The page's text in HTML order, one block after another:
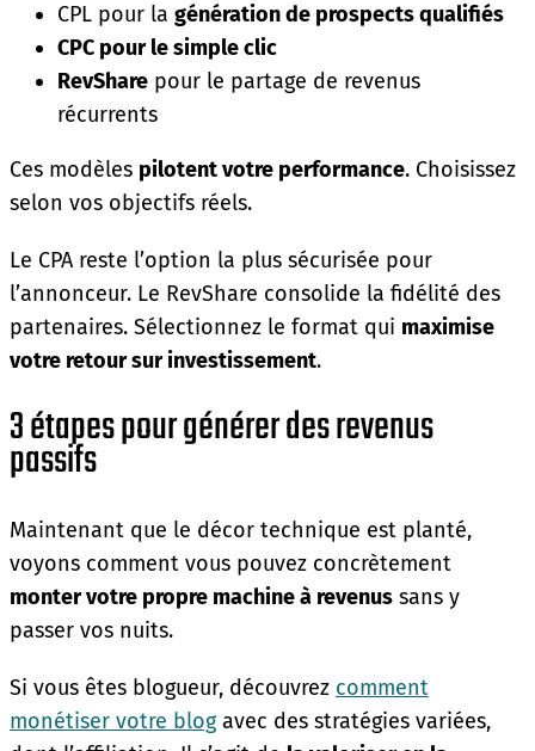
CPL pour la génération de prospects qualifiés
CPC pour le simple clic
RevShare pour le partage de revenus
récurrents
Ces modèles pilotent votre performance. Choisissez
selon vos objectifs réels.
Le CPA reste l’option la plus sécurisée pour
l’annonceur. Le RevShare consolide la fidélité des
partenaires. Sélectionnez le format qui maximise
votre retour sur investissement.
3 étapes pour générer des revenus
passifs
Maintenant que le décor technique est planté,
voyons comment vous pouvez concrètement
monter votre propre machine à revenus sans y
passer vos nuits.
Si vous êtes blogueur, découvrez comment
monétiser votre blogavec des stratégies variées,